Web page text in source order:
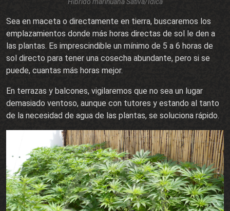
Sea en maceta o directamente en tierra, buscaremos los
emplazamientos donde más horas directas de sol le den a
las plantas. Es imprescindible un mínimo de 5 a 6 horas de
sol directo para tener una cosecha abundante, pero si se
puede, cuantas más horas mejor.
En terrazas y balcones, vigilaremos que no sea un lugar
demasiado ventoso, aunque con tutores y estando al tanto
de la necesidad de agua de las plantas, se soluciona rápido.